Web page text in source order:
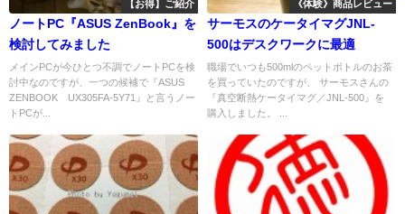
【お得】ご紹介
ノートPC『ASUS ZenBook』を
検討してみました
メインPCが今ひとつ不調でノートPCを検
討中なのですが、一つの候補で『ASUS
ZENBOOK UX305FA-5Y71』と言うノー
トPCが...
《体験》商品レビュー
サーモスのケータイマグJNL-
500はデスクワークに最適
職場でいつも500mlのペットボトルのお茶
を買っていたのですが、 サーモスさんの
『真空断熱ケータイマグ／JNL-500』を
購入しました。 ...